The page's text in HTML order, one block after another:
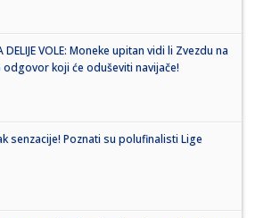
DELIJE VOLE: Moneke upitan vidi li Zvezdu na
koji će oduševiti navijače!
senzacije! Poznati su polufinalisti Lige